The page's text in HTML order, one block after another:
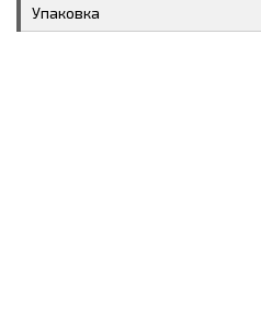
Упаковка